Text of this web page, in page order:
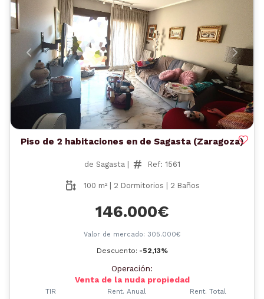
Anterior
Piso de 2 habitaciones en de Sagasta (Zaragoza)
de Sagasta | Ref: 1561
100 m² | 2 Dormitorios | 2 Baños
146.000€
Valor de mercado: 305.000€
Descuento: -52,13%
Operación:
Venta de la nuda propiedad
TIR Rent. Anual Rent. Total